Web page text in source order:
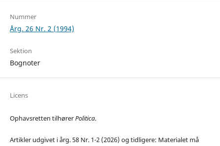
Nummer
Årg. 26 Nr. 2 (1994)
Sektion
Bognoter
Licens
Ophavsretten tilhørerPolitica.
Artikler udgivet i årg. 58 Nr. 1-2 (2026) og tidligere: Materialet må